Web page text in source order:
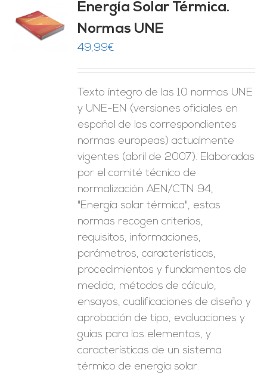
Energía Solar Térmica.
Normas UNE
49,99€
Texto íntegro de las 10 normas UNE
y UNE-EN (versiones oficiales en
español de las correspondientes
normas europeas) actualmente
vigentes (abril de 2007). Elaboradas
por el comité técnico de
normalización AEN/CTN 94,
"Energía solar térmica", estas
normas recogen criterios,
requisitos, informaciones,
parámetros, características,
procedimientos y fundamentos de
medida, métodos de cálculo,
ensayos, cualificaciones de diseño y
aprobación de tipo, evaluaciones y
guías para los elementos, y
características de un sistema
térmico de energía solar.